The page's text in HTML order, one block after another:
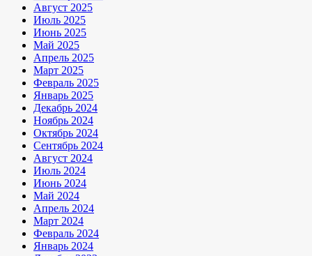
Август 2025
Июль 2025
Июнь 2025
Май 2025
Апрель 2025
Март 2025
Февраль 2025
Январь 2025
Декабрь 2024
Ноябрь 2024
Октябрь 2024
Сентябрь 2024
Август 2024
Июль 2024
Июнь 2024
Май 2024
Апрель 2024
Март 2024
Февраль 2024
Январь 2024